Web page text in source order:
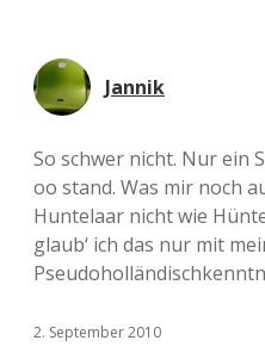
Jannik
So schwer nicht. Nur ein
oo stand. Was mir noch
Huntelaar nicht wie
glaub‘ ich das nur mit
2. September 2010